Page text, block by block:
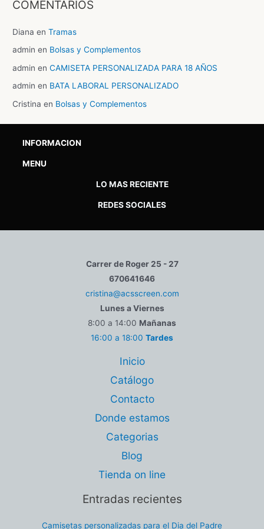
COMENTARIOS
Diana enTramas
admin en Bolsas y Complementos
admin enCAMISETA PERSONALIZADA PARA 18 AÑOS
admin en BATA LABORAL PERSONALIZADO
Cristina en Bolsas y Complementos
INFORMACION
MENU
LO MAS RECIENTE
REDES SOCIALES
Carrer de Roger 25 - 27
670641646
cristina@acsscreen.com
Lunes a Viernes
8:00 a 14:00 Mañanas
16:00 a 18:00 Tardes
Inicio
Catálogo
Contacto
Donde estamos
Categorias
Blog
Tienda on line
Entradas recientes
Camisetas personalizadas para el Dia del Padre